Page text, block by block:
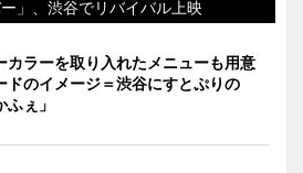
」、渋谷でリバイバル上映
カラーを取り入れたメニューも用意
ドのイメージ＝渋谷にすとぷりの
ふぇ」